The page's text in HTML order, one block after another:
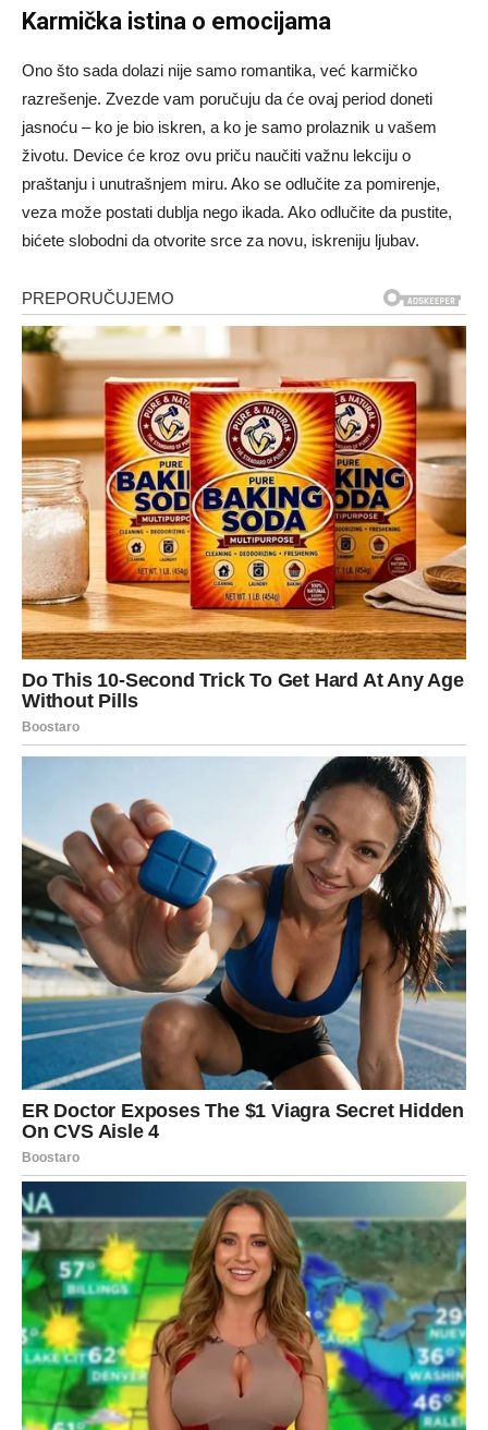
Karmička istina o emocijama
Ono što sada dolazi nije samo romantika, već karmičko
razrešenje. Zvezde vam poručuju da će ovaj period doneti
jasnoću – ko je bio iskren, a ko je samo prolaznik u vašem
životu. Device će kroz ovu priču naučiti važnu lekciju o
praštanju i unutrašnjem miru. Ako se odlučite za pomirenje,
veza može postati dublja nego ikada. Ako odlučite da pustite,
bićete slobodni da otvorite srce za novu, iskreniju ljubav.